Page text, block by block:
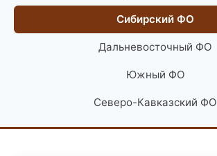
Сибирский ФО
Дальневосточный ФО
Южный ФО
Северо-Кавказский ФО